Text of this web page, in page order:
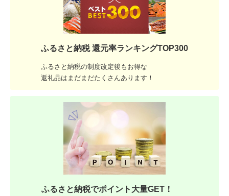
ふるさと納税 還元率ランキングTOP300
ふるさと納税の制度改定後もお得な
返礼品はまだまだたくさんあります！
ふるさと納税でポイント大量GET！